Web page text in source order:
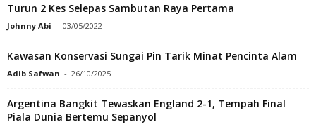
Turun 2 Kes Selepas Sambutan Raya Pertama
Johnny Abi - 03/05/2022
Kawasan Konservasi Sungai Pin Tarik Minat Pencinta Alam
Adib Safwan - 26/10/2025
Argentina Bangkit Tewaskan England 2-1, Tempah Final
Piala Dunia Bertemu Sepanyol